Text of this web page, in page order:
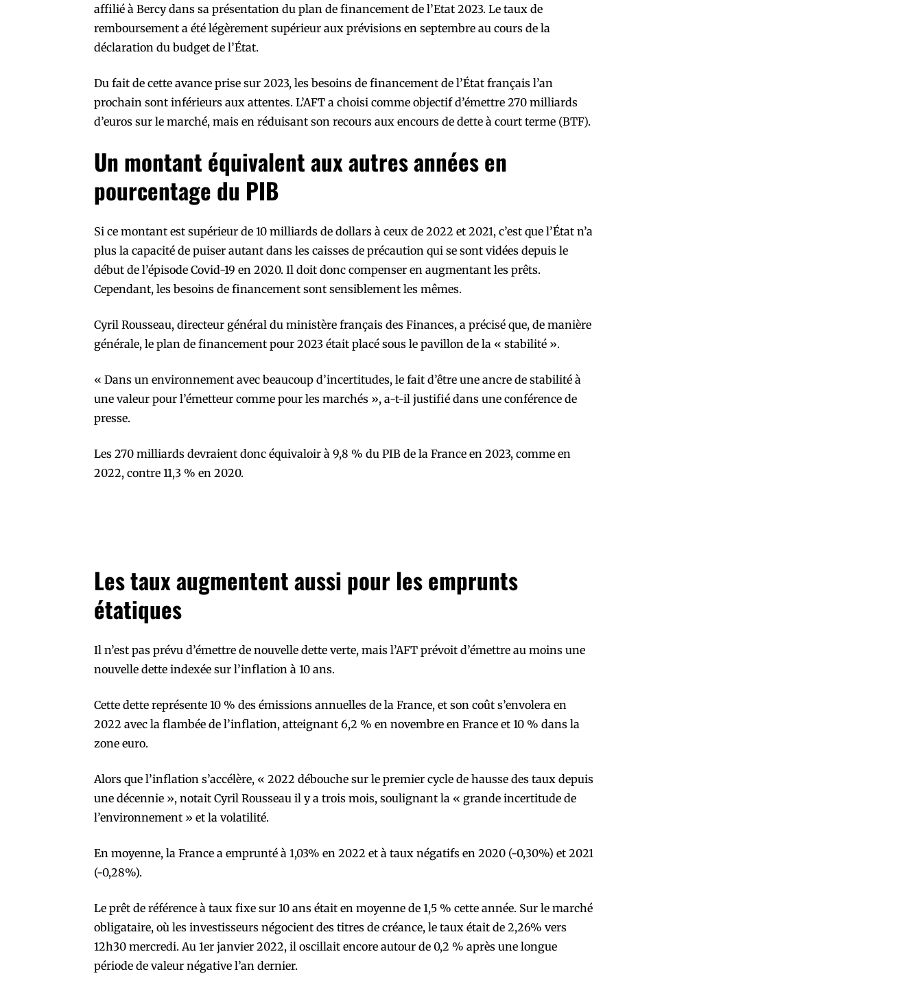
affilié à Bercy dans sa présentation du plan de financement de l’Etat 2023. Le taux de
remboursement a été légèrement supérieur aux prévisions en septembre au cours de la
déclaration du budget de l’État.
Du fait de cette avance prise sur 2023, les besoins de financement de l’État français l’an
prochain sont inférieurs aux attentes. L’AFT a choisi comme objectif d’émettre 270 milliards
d’euros sur le marché, mais en réduisant son recours aux encours de dette à court terme (BTF).
Un montant équivalent aux autres années en
pourcentage du PIB
Si ce montant est supérieur de 10 milliards de dollars à ceux de 2022 et 2021, c’est que l’État n’a
plus la capacité de puiser autant dans les caisses de précaution qui se sont vidées depuis le
début de l’épisode Covid-19 en 2020. Il doit donc compenser en augmentant les prêts.
Cependant, les besoins de financement sont sensiblement les mêmes.
Cyril Rousseau, directeur général du ministère français des Finances, a précisé que, de manière
générale, le plan de financement pour 2023 était placé sous le pavillon de la « stabilité ».
« Dans un environnement avec beaucoup d’incertitudes, le fait d’être une ancre de stabilité à
une valeur pour l’émetteur comme pour les marchés », a-t-il justifié dans une conférence de
presse.
Les 270 milliards devraient donc équivaloir à 9,8 % du PIB de la France en 2023, comme en
2022, contre 11,3 % en 2020.
Les taux augmentent aussi pour les emprunts
étatiques
Il n’est pas prévu d’émettre de nouvelle dette verte, mais l’AFT prévoit d’émettre au moins une
nouvelle dette indexée sur l’inflation à 10 ans.
Cette dette représente 10 % des émissions annuelles de la France, et son coût s’envolera en
2022 avec la flambée de l’inflation, atteignant 6,2 % en novembre en France et 10 % dans la
zone euro.
Alors que l’inflation s’accélère, « 2022 débouche sur le premier cycle de hausse des taux depuis
une décennie », notait Cyril Rousseau il y a trois mois, soulignant la « grande incertitude de
l’environnement » et la volatilité.
En moyenne, la France a emprunté à 1,03% en 2022 et à taux négatifs en 2020 (-0,30%) et 2021
(-0,28%).
Le prêt de référence à taux fixe sur 10 ans était en moyenne de 1,5 % cette année. Sur le marché
obligataire, où les investisseurs négocient des titres de créance, le taux était de 2,26% vers
12h30 mercredi. Au 1er janvier 2022, il oscillait encore autour de 0,2 % après une longue
période de valeur négative l’an dernier.